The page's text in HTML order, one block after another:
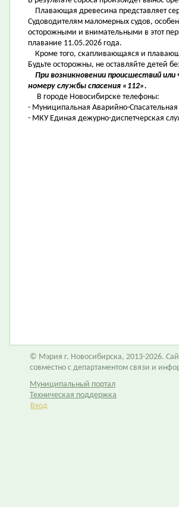
Плавающая древесина представляет
Судоводителям маломерных судов,
осторожными и внимательными в этот
плавание 11.05.2026 года.
Кроме того, скапливающаяся и
Будьте осторожны, не оставляйте детей
При возникновении происшествий
номеру службы спасения «112».
В городе Новосибирске телефоны:
- Муниципальная Аварийно-
- МКУ Единая дежурно-диспетчерская
© Мэрия г. Новосибирска, 2013-2026.
совместно с департаментом связи и
Муниципальный портал
Техническая поддержка
Вход